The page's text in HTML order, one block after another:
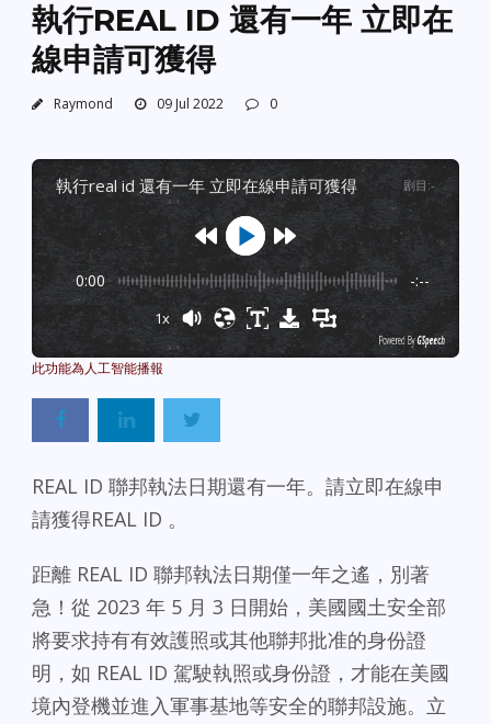
執行REAL ID 還有一年 立即在
線申請可獲得
Raymond 09 Jul 2022 0
執行real id 還有一年 立即在線申請可獲得 剧目 :-
0:00 -:--
1x
Powered By GSpeech
REAL ID 聯邦執法日期還有一年。請立即在線申
請獲得REAL ID 。
距離 REAL ID 聯邦執法日期僅一年之遙，別著
急！從 2023 年 5 月 3 日開始，美國國土安全部
將要求持有有效護照或其他聯邦批准的身份證
明，如 REAL ID 駕駛執照或身份證，才能在美國
境內登機並進入軍事基地等安全的聯邦設施。立